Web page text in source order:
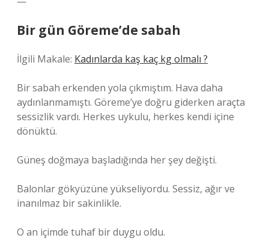
Bir gün Göreme’de sabah
İlgili Makale: Kadınlarda kaş kaç kg olmalı ?
Bir sabah erkenden yola çıkmıştım. Hava daha
aydınlanmamıştı. Göreme’ye doğru giderken araçta
sessizlik vardı. Herkes uykulu, herkes kendi içine
dönüktü.
Güneş doğmaya başladığında her şey değişti.
Balonlar gökyüzüne yükseliyordu. Sessiz, ağır ve
inanılmaz bir sakinlikle.
O an içimde tuhaf bir duygu oldu.